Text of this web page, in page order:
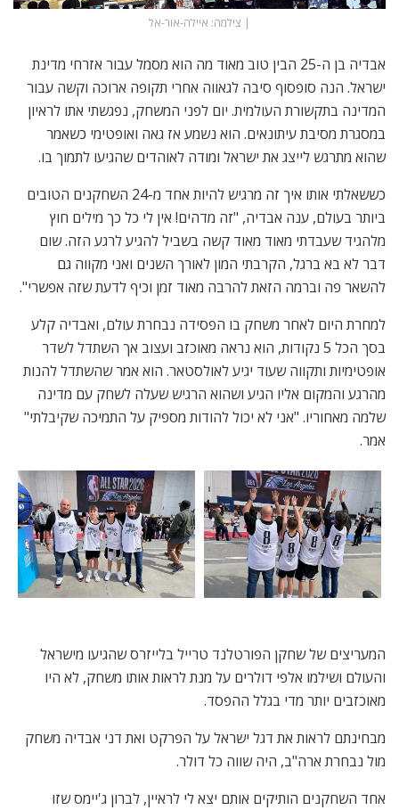
| צילמה: איילה-אור-אל
אבדיה בן ה-25 הבין טוב מאוד מה הוא מסמל עבור אזרחי מדינת
ישראל. הנה סופסוף סיבה לגאווה אחרי תקופה ארוכה וקשה עבור
המדינה בתקשורת העולמית. יום לפני המשחק, נפגשתי אתו לראיון
במסגרת מסיבת עיתונאים. הוא נשמע אז גאה ואופטימי כשאמר
שהוא מתרגש לייצג את ישראל ומודה לאוהדים שהגיעו לתמוך בו.
כששאלתי אותו איך זה מרגיש להיות אחד מ-24 השחקנים הטובים
ביותר בעולם, ענה אבדיה, "זה מדהים! אין לי כל כך מילים חוץ
מלהגיד שעבדתי מאוד מאוד קשה בשביל להגיע לרגע הזה. שום
דבר לא בא ברגל, הקרבתי המון לאורך השנים ואני מקווה גם
להשאר פה וברמה הזאת להרבה מאוד זמן וכיף לדעת שזה אפשרי".
למחרת היום לאחר משחק בו הפסידה נבחרת עולם, ואבדיה קלע
בסך הכל 5 נקודות, הוא נראה מאוכזב ועצוב אך השתדל לשדר
אופטימיות ותקווה שעוד יגיע לאולסטאר. הוא אמר שהשתדל להנות
מהרגע והמקום אליו הגיע ושהוא הרגיש שעלה לשחק עם מדינה
שלמה מאחוריו. "אני לא יכול להודות מספיק על התמיכה שקיבלתי"
אמר.
המעריצים של שחקן הפורטלנד טרייל בלייזרס שהגיעו מישראל
והעולם ושילמו אלפי דולרים על מנת לראות אותו משחק, לא היו
מאוכזבים יותר מדי בגלל ההפסד.
מבחינתם לראות את דגל ישראל על הפרקט ואת דני אבדיה משחק
מול נבחרת ארה"ב, היה שווה כל דולר.
אחד השחקנים הותיקים אותם יצא לי לראיין, לברון ג'יימס שזו